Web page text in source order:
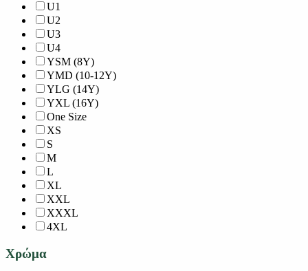
U1
U2
U3
U4
YSM (8Y)
YMD (10-12Y)
YLG (14Y)
YXL (16Y)
One Size
XS
S
M
L
XL
XXL
XXXL
4XL
Χρώμα